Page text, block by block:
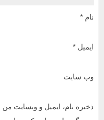
نام *
ایمیل *
وب‌ سایت
ذخیره نام، ایمیل و وبسایت من